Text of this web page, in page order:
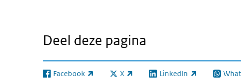
Deel deze pagina
Facebook
(externe link) X
(externe link) LinkedIn
(externe link)